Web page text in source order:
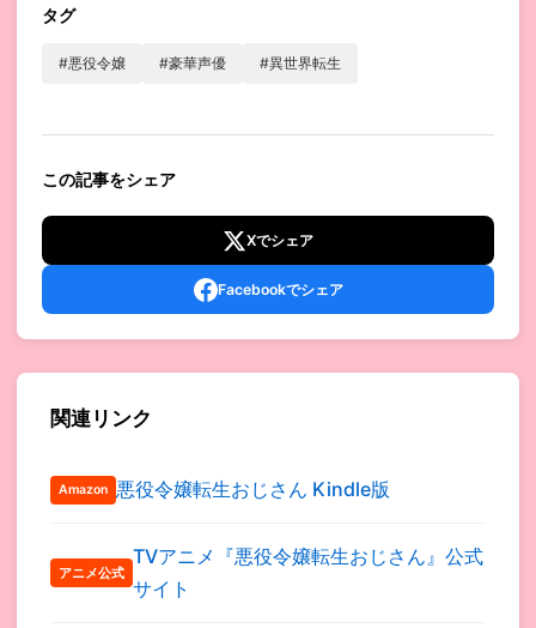
タグ
#悪役令嬢 #豪華声優 #異世界転生
この記事をシェア
Xでシェア
Facebookでシェア
関連リンク
Amazon 悪役令嬢転生おじさん Kindle版
アニメ公式
TVアニメ『悪役令嬢転生おじさん』公式
サイト